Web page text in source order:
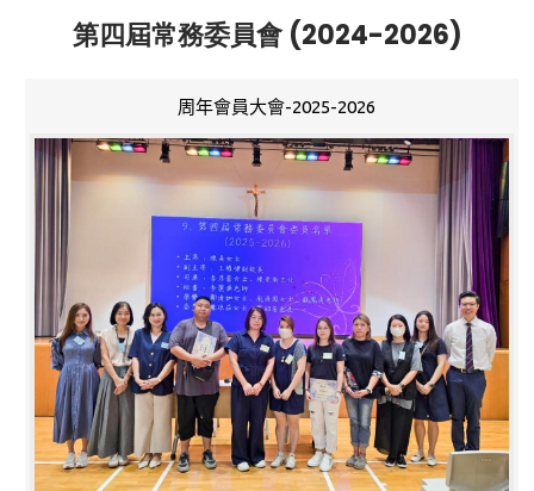
第四屆常務委員會 (2024-2026)
周年會員大會-2025-2026